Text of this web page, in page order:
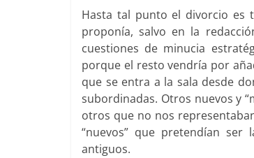
Hasta tal punto el divorcio es
proponía, salvo en la
cuestiones de minucia
porque el resto vendría por
que se entra a la sala desde
subordinadas. Otros nuevos y
otros que no nos
“nuevos” que pretendían
antiguos.